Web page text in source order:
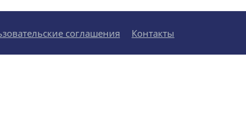
соглашения Контакты